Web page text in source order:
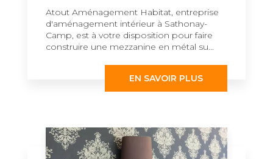
Atout Aménagement Habitat, entreprise
d'aménagement intérieur à Sathonay-
Camp, est à votre disposition pour faire
construire une mezzanine en métal su...
EN SAVOIR PLUS